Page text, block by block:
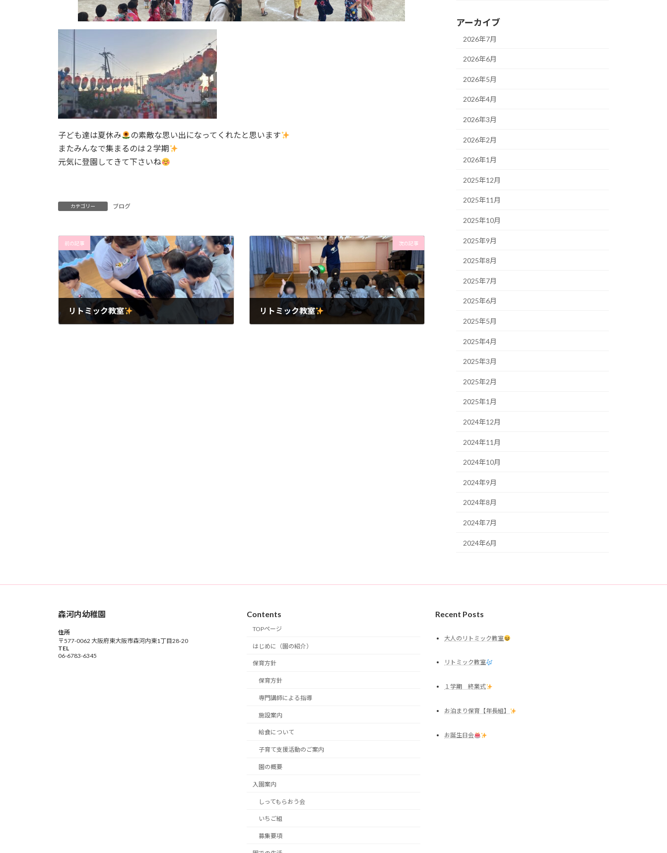
子ども達は夏休み
の素敵な思い出になってくれたと思います
またみんなで集まるのは２学期
元気に登園してきて下さいね
カテゴリー ブログ
前の記事
リトミック教室
次の記事
リトミック教室
アーカイブ
2026年7月
2026年6月
2026年5月
2026年4月
2026年3月
2026年2月
2026年1月
2025年12月
2025年11月
2025年10月
2025年9月
2025年8月
2025年7月
2025年6月
2025年5月
2025年4月
2025年3月
2025年2月
2025年1月
2024年12月
2024年11月
2024年10月
2024年9月
2024年8月
2024年7月
2024年6月
森河内幼稚園
住所
〒577-0062 大阪府東大阪市森河内東1丁目28-20
TEL
06-6783-6345
Contents
TOPページ
はじめに（園の紹介）
保育方針
保育方針
専門講師による指導
施設案内
給食について
子育て支援活動のご案内
園の概要
入園案内
しってもらおう会
いちご組
募集要項
Recent Posts
大人のリトミック教室
リトミック教室
１学期 終業式
お泊まり保育【年長組】
お誕生日会